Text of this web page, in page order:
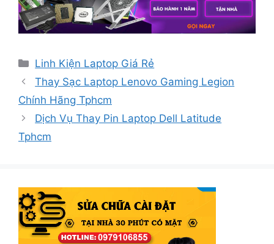
Danh
mục
Linh Kiện Laptop Giá Rẻ
Thay Sạc Laptop Lenovo Gaming Legion
Chính Hãng Tphcm
Dịch Vụ Thay Pin Laptop Dell Latitude
Tphcm